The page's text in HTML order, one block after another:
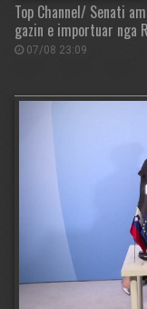
Top Channel/ Senati
gazin e importuar nga
07/08 23:09